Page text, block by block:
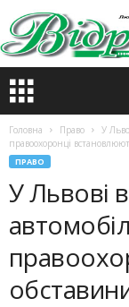
Головна Право
У
правоохоронці
ПРАВО
У Львові